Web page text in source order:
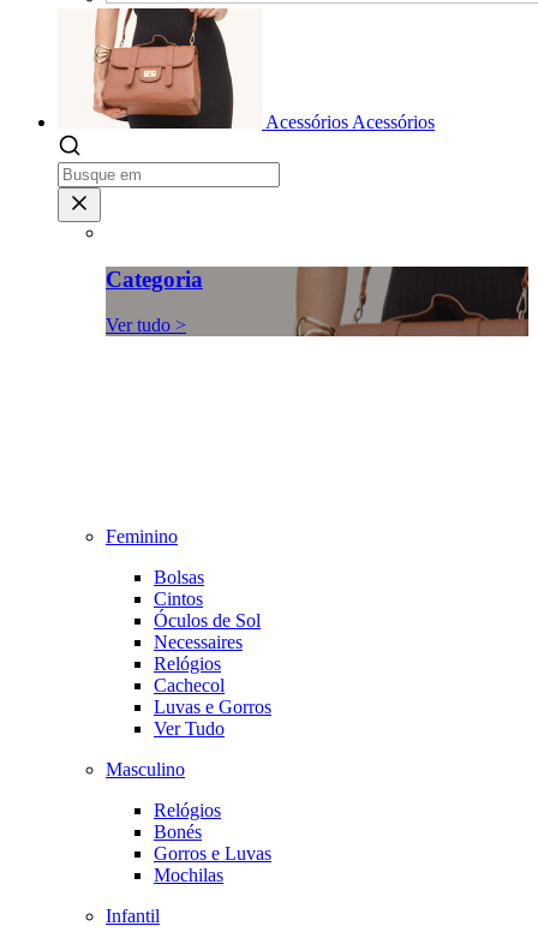
Acessórios Acessórios
Categoria
Ver tudo >
Feminino
Bolsas
Cintos
Óculos de Sol
Necessaires
Relógios
Cachecol
Luvas e Gorros
Ver Tudo
Masculino
Relógios
Bonés
Gorros e Luvas
Mochilas
Infantil